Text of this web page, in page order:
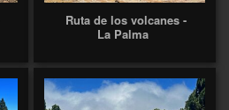
Ruta de los volcanes -
La Palma